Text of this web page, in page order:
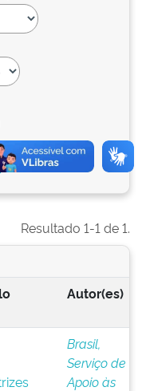
Resultado 1-1 de 1.
Autor(es)
Brasil,
Serviço de
Apoio às